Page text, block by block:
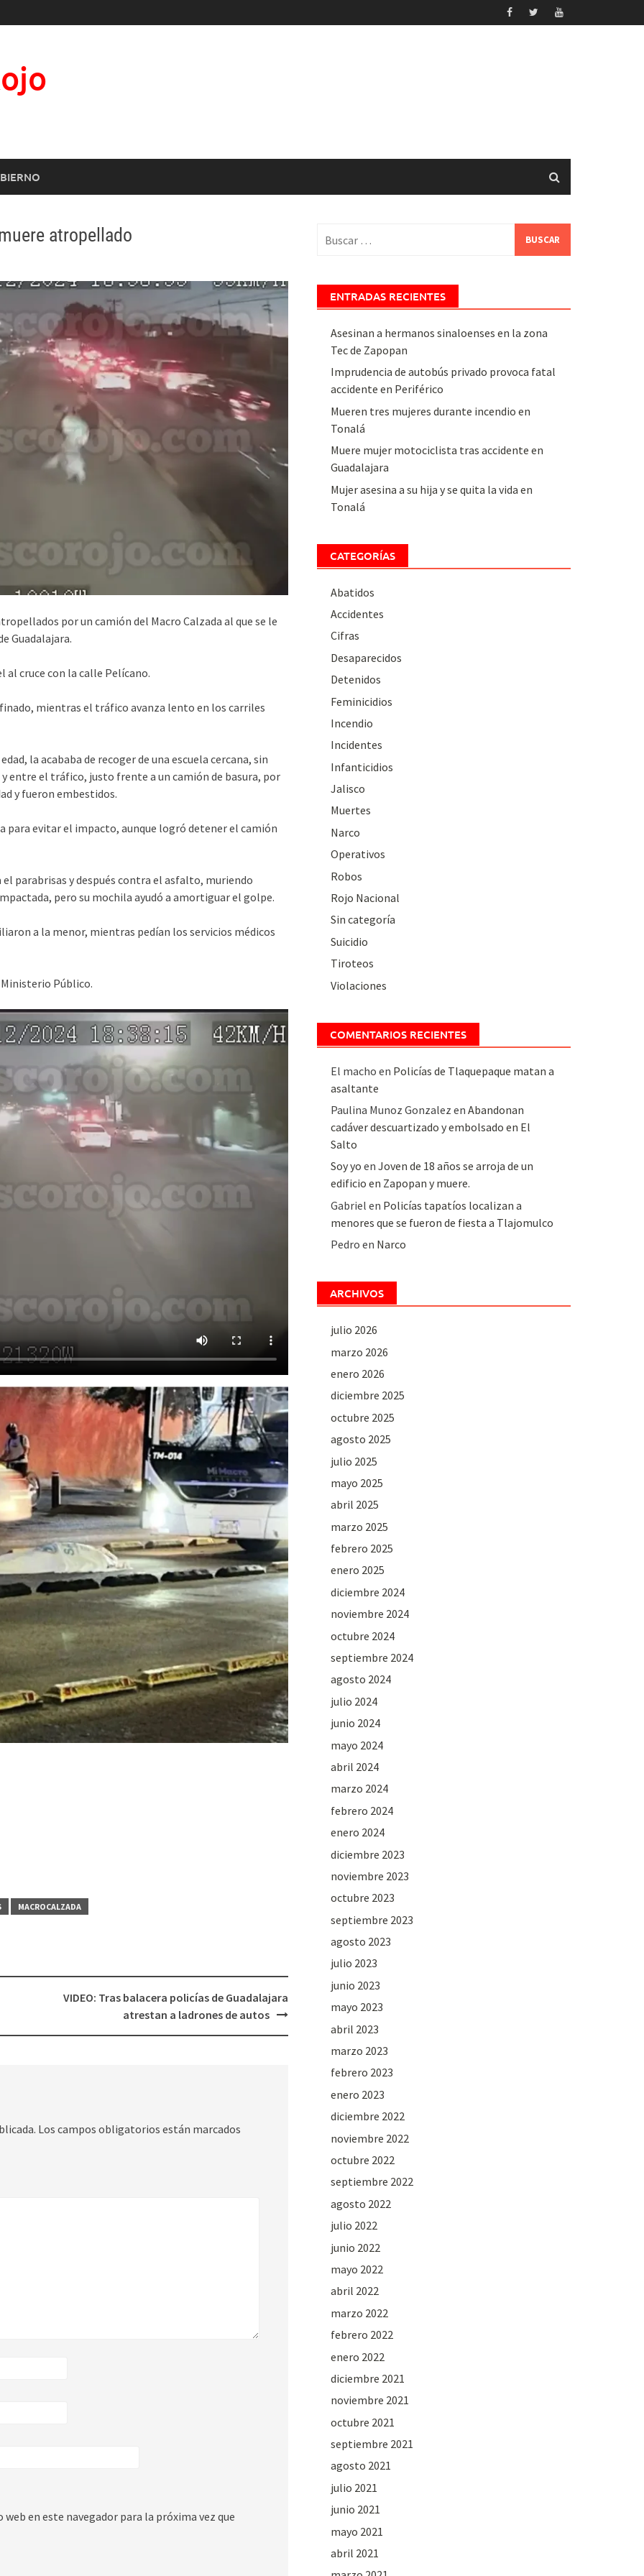
atropellado
por un camión del Macro Calzada al que se le
Guadalajara.
al cruce con la calle Pelícano.
mientras el tráfico avanza lento en los carriles
la acababa de recoger de una escuela cercana, sin
entre el tráfico, justo frente a un camión de basura, por
y fueron embestidos.
para evitar el impacto, aunque logró detener el camión
parabrisas y después contra el asfalto, muriendo
pero su mochila ayudó a amortiguar el golpe.
a la menor, mientras pedían los servicios médicos
Público.
MACROCALZADA
VIDEO: Tras balacera policías de Guadalajara
atrestan a ladrones de autos
Los campos obligatorios están marcados
en este navegador para la próxima vez que
ENTRADAS RECIENTES
Asesinan a hermanos sinaloenses en la zona
Tec de Zapopan
Imprudencia de autobús privado provoca fatal
accidente en Periférico
Mueren tres mujeres durante incendio en
Tonalá
Muere mujer motociclista tras accidente en
Guadalajara
Mujer asesina a su hija y se quita la vida en
Tonalá
CATEGORÍAS
Abatidos
Accidentes
Cifras
Desaparecidos
Detenidos
Feminicidios
Incendio
Incidentes
Infanticidios
Jalisco
Muertes
Narco
Operativos
Robos
Rojo Nacional
Sin categoría
Suicidio
Tiroteos
Violaciones
COMENTARIOS RECIENTES
El macho en Policías de Tlaquepaque matan a
asaltante
Paulina Munoz Gonzalez en Abandonan
cadáver descuartizado y embolsado en El
Salto
Soy yo en Joven de 18 años se arroja de un
edificio en Zapopan y muere.
Gabriel en Policías tapatíos localizan a
menores que se fueron de fiesta a Tlajomulco
Pedro en Narco
ARCHIVOS
julio 2026
marzo 2026
enero 2026
diciembre 2025
octubre 2025
agosto 2025
julio 2025
mayo 2025
abril 2025
marzo 2025
febrero 2025
enero 2025
diciembre 2024
noviembre 2024
octubre 2024
septiembre 2024
agosto 2024
julio 2024
junio 2024
mayo 2024
abril 2024
marzo 2024
febrero 2024
enero 2024
diciembre 2023
noviembre 2023
octubre 2023
septiembre 2023
agosto 2023
julio 2023
junio 2023
mayo 2023
abril 2023
marzo 2023
febrero 2023
enero 2023
diciembre 2022
noviembre 2022
octubre 2022
septiembre 2022
agosto 2022
julio 2022
junio 2022
mayo 2022
abril 2022
marzo 2022
febrero 2022
enero 2022
diciembre 2021
noviembre 2021
octubre 2021
septiembre 2021
agosto 2021
julio 2021
junio 2021
mayo 2021
abril 2021